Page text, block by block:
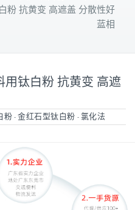
粉 抗黄变 高遮盖 分散性好
蓝相
用钛白粉 抗黄变 高遮
粉 - 金红石型钛白粉 - 氯化法